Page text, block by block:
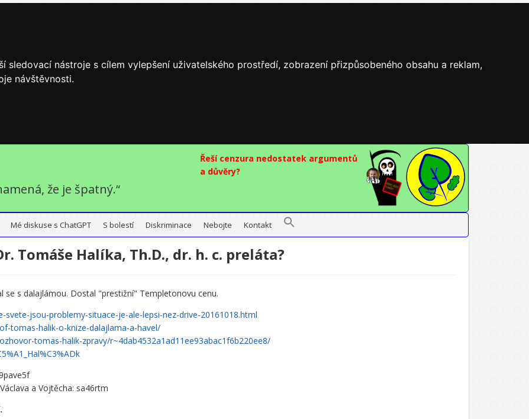
nástroje s cílem vylepšení uživatelského prostředí, zobrazení přizpůsobeného obsahu a reklam,
návštěvnosti.
Řeší cenzura nedostatek argumentů
a důvěry?
že je špatný.“
Mé diskuse s ChatGPT S bolestí Diskriminace Nebojte Kontakt
Tomáše Halíka, Th.D., dr. h. c. preláta?
se s dalajlámou. Dostal "prestižní" Templetonovu cenu.
jsou-problemy-situace-je-ale-lepsi-nez-drive-20161018.html
tomas-halik-o-knize-dalajlama-a-havel/
tomas-halik-zpravy/r~4dab4532a1ad11ee93abac1f6b220ee8/
a Vojtěcha: sa46rtm